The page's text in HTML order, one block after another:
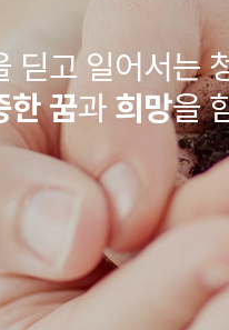
딛고 일어서는
한 꿈과희망을